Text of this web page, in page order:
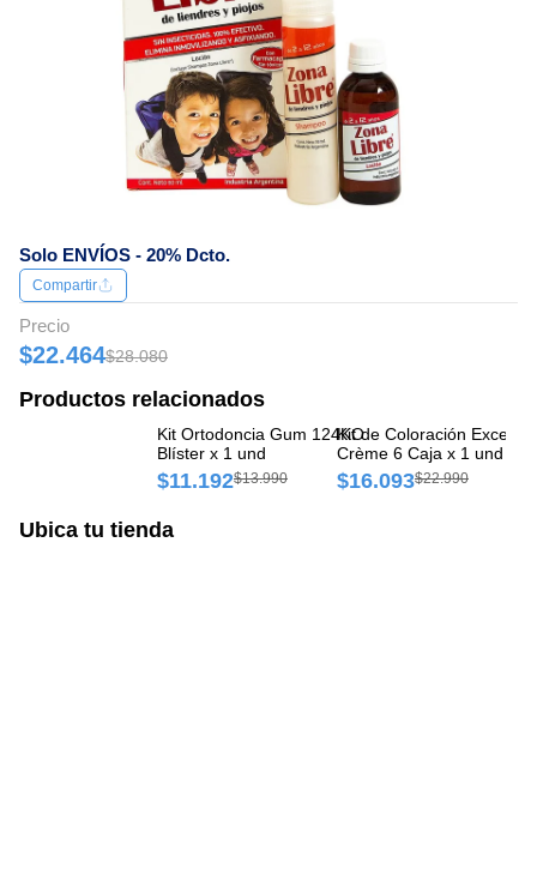
Solo ENVÍOS - 20% Dcto.
Compartir
Precio
$22.464$28.080
Productos relacionados
Kit Ortodoncia Gum 124KO
Blíster x 1 und
$11.192$13.990
Kit de Coloración Excellence
Crème 6 Caja x 1 und
$16.093$22.990
Ubica tu tienda